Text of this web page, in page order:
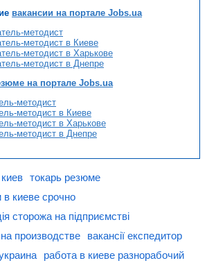
вакансии на портале Jobs.ua
методист
методист в Киеве
методист в Харькове
методист в Днепре
на портале Jobs.ua
методист
методист в Киеве
методист в Харькове
методист в Днепре
токарь резюме
в киеве срочно
сторожа на підприємстві
производстве
вакансії експедитор
работа в киеве разнорабочий